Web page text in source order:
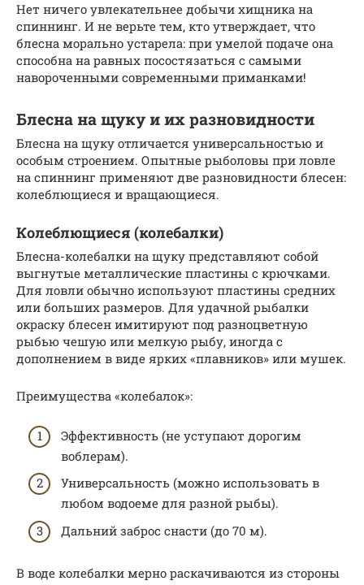
Нет ничего увлекательнее добычи хищника на
спиннинг. И не верьте тем, кто утверждает, что
блесна морально устарела: при умелой подаче она
способна на равных посостязаться с самыми
навороченными современными приманками!
Блесна на щуку и их разновидности
Блесна на щуку отличается универсальностью и
особым строением. Опытные рыболовы при ловле
на спиннинг применяют две разновидности блесен:
колеблющиеся и вращающиеся.
Колеблющиеся (колебалки)
Блесна-колебалки на щуку представляют собой
выгнутые металлические пластины с крючками.
Для ловли обычно используют пластины средних
или больших размеров. Для удачной рыбалки
окраску блесен имитируют под разноцветную
рыбью чешую или мелкую рыбу, иногда с
дополнением в виде ярких «плавников» или мушек.
Преимущества «колебалок»:
Эффективность (не уступают дорогим
воблерам).
Универсальность (можно использовать в
любом водоеме для разной рыбы).
Дальний заброс снасти (до 70 м).
В воде колебалки мерно раскачиваются из стороны